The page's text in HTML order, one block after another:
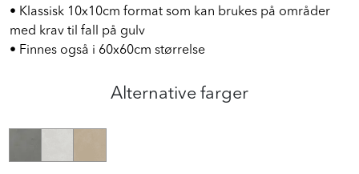
• Klassisk 10x10cm format som kan brukes på områder
med krav til fall på gulv
• Finnes også i 60x60cm størrelse
Alternative farger